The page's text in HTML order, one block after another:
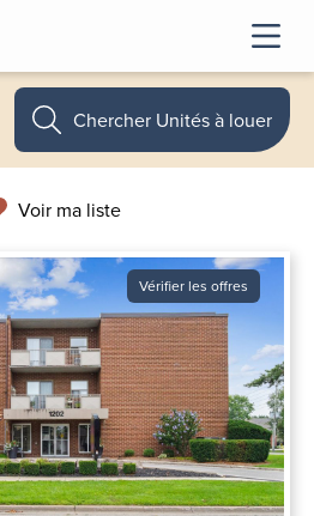
Voir ma liste
Chercher Unités à louer
Vérifier les offres